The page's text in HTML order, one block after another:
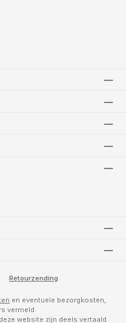
Retourzending
en eventuele bezorgkosten,
vermeld.
website zijn deels vertaald